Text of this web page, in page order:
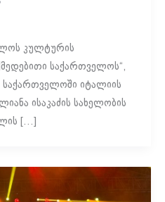
კულტურის
საქართველოს“,
საქართველოში იტალიის
ისაკაძის სახელობის
[…]